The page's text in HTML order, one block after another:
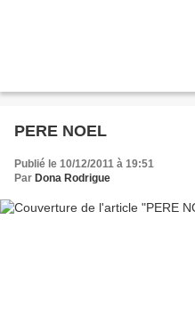
PERE NOEL
Publié le 10/12/2011 à 19:51
Par Dona Rodrigue